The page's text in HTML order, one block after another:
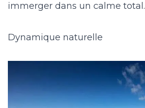
immerger dans un calme total.
Dynamique naturelle